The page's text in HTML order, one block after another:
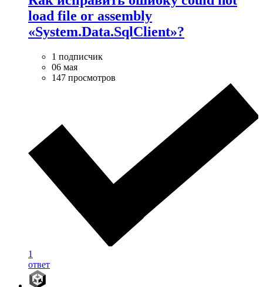
load file or assembly
«System.Data.SqlClient»?
1 подписчик
06 мая
147 просмотров
1
ответ